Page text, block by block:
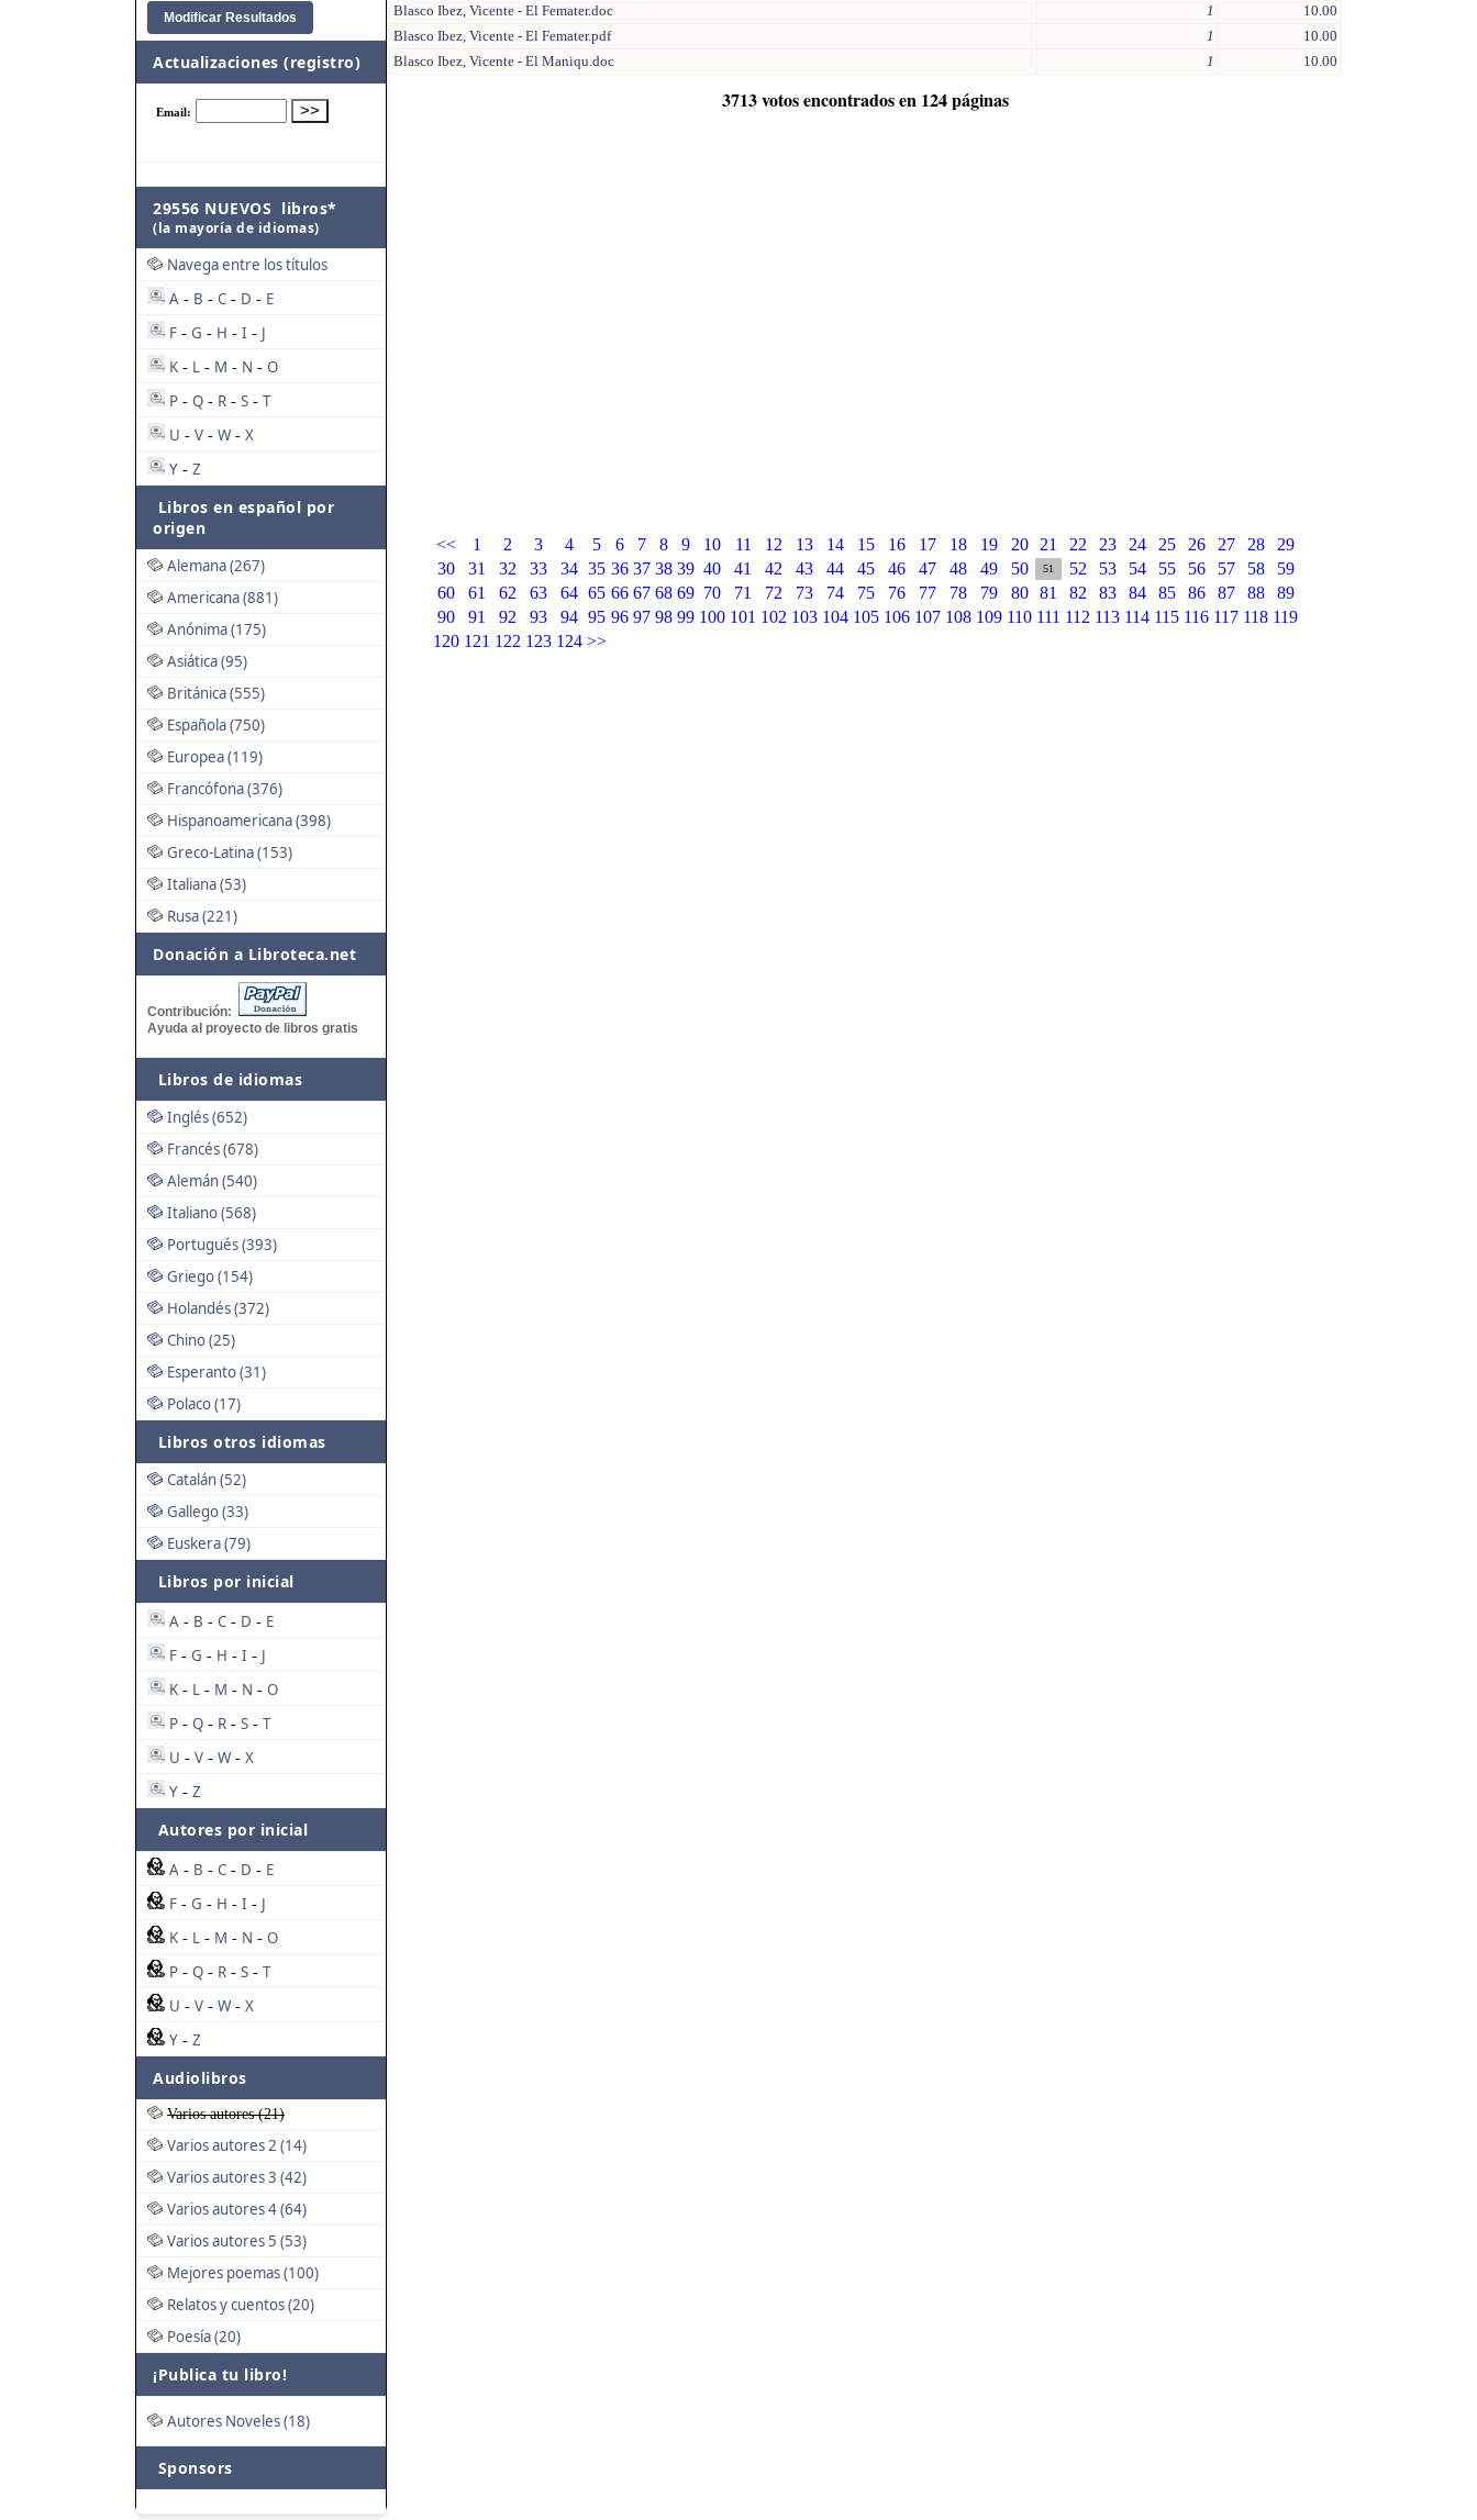
Actualizaciones (registro)
29556 NUEVOS libros*
(la mayoría de idiomas)
Navega entre los títulos
A - B - C - D - E
F - G - H - I - J
K - L - M - N - O
P - Q - R - S - T
U - V - W - X
Y - Z
Libros en español por
origen
Alemana (267)
Americana (881)
Anónima (175)
Asiática (95)
Británica (555)
Española (750)
Europea (119)
Francófona (376)
Hispanoamericana (398)
Greco-Latina (153)
Italiana (53)
Rusa (221)
Donación a Libroteca.net
Contribución:
Ayuda al proyecto de libros gratis
Libros de idiomas
Inglés (652)
Francés (678)
Alemán (540)
Italiano (568)
Portugués (393)
Griego (154)
Holandés (372)
Chino (25)
Esperanto (31)
Polaco (17)
Libros otros idiomas
Catalán (52)
Gallego (33)
Euskera (79)
Libros por inicial
A - B - C - D - E
F - G - H - I - J
K - L - M - N - O
P - Q - R - S - T
U - V - W - X
Y - Z
Autores por inicial
A - B - C - D - E
F - G - H - I - J
K - L - M - N - O
P - Q - R - S - T
U - V - W - X
Y - Z
Audiolibros
Varios autores (21)
Varios autores 2 (14)
Varios autores 3 (42)
Varios autores 4 (64)
Varios autores 5 (53)
Mejores poemas (100)
Relatos y cuentos (20)
Poesía (20)
¡Publica tu libro!
Autores Noveles (18)
Sponsors
Blasco Ibez, Vicente - El Femater.doc
1
10.00
Blasco Ibez, Vicente - El Femater.pdf
1
10.00
Blasco Ibez, Vicente - El Maniqu.doc
1 10.00
3713 votos encontrados en 124 páginas
<< 1 2 3 4 5 6 7 8 9 10 11 12 13 14 15 16 17 18 19 20 21 22 23 24 25 26 27 28
29
30
31 32 33 34 35 36 37 38 39 40 41 42 43 44 45 46 47 48 49 50 51 52 53 54 55 56 57 58
59
60
61 62 63 64 65 66 67 68 69 70 71 72 73 74 75 76 77 78 79 80 81 82 83 84 85 86 87 88
89
90
91 92 93 94 95 96 97 98 99 100 101 102 103 104 105 106 107 108 109 110 111 112 113 114 115 116 117 118 119
120 121 122 123 124 >>